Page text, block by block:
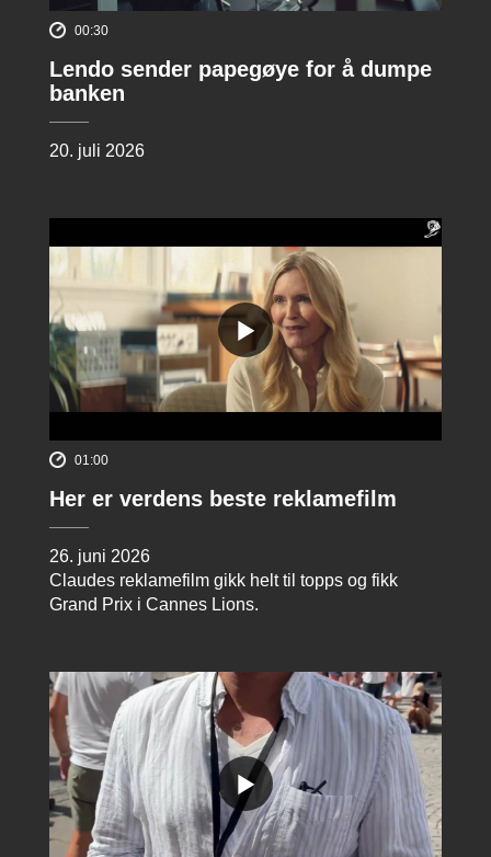
00:30
Lendo sender papegøye for å dumpe
banken
20. juli 2026
01:00
Her er verdens beste reklamefilm
26. juni 2026
Claudes reklamefilm gikk helt til topps og fikk
Grand Prix i Cannes Lions.